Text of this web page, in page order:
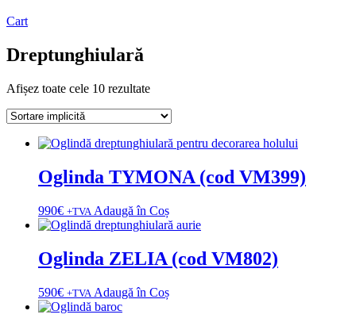
Cart
Dreptunghiulară
Afișez toate cele 10 rezultate
Oglinda TYMONA (cod VM399)
990€ +TVA Adaugă în Coș
Oglinda ZELIA (cod VM802)
590€ +TVA Adaugă în Coș